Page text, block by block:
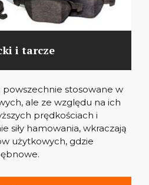
i tarcze
stosowane w
ale ze względu na ich
prędkościach i
siły hamowania, wkraczają
użytkowych, gdzie